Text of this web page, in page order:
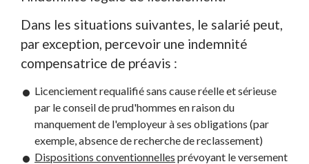
Dans les situations suivantes, le salarié peut,
par exception, percevoir une indemnité
compensatrice de préavis :
Licenciement requalifié sans cause réelle et sérieuse
par le conseil de prud'hommes en raison du
manquement de l'employeur à ses obligations (par
exemple, absence de recherche de reclassement)
Dispositions conventionnelles prévoyant le versement